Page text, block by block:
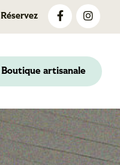
Réservez
Boutique artisanale